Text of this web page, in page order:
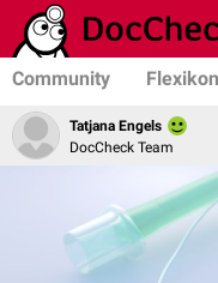
Community Flexikon
Tatjana Engels
DocCheck Team